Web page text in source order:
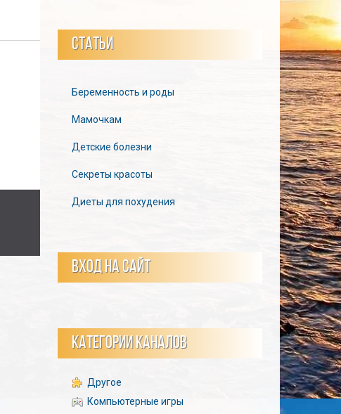
СТАТЬИ
Беременность и роды
Мамочкам
Детские болезни
Секреты красоты
Диеты для похудения
ВХОД НА САЙТ
КАТЕГОРИИ КАНАЛОВ
Другое
Компьютерные игры